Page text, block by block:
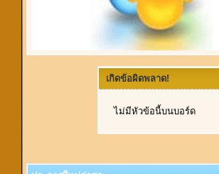
เกิดข้อผิดพลาด!
ไม่มีหัวข้อนี้บนบอร์ด